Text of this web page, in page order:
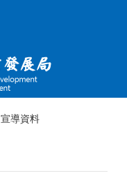
宣導資料